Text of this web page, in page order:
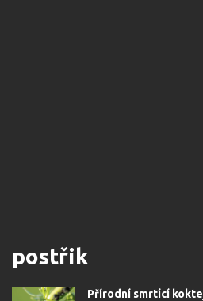
postřik
Přírodní smrtící